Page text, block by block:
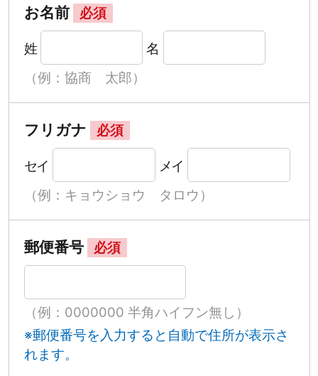
お名前 必須
姓
名
（例：協商 太郎）
フリガナ 必須
セイ
メイ
（例：キョウショウ タロウ）
郵便番号 必須
（例：0000000 半角ハイフン無し）
※郵便番号を入力すると自動で住所が表示さ
れます。